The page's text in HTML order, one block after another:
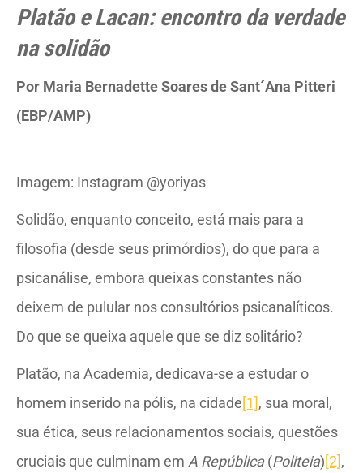
Platão e Lacan: encontro da verdade
na solidão
Por Maria Bernadette Soares de Sant´Ana Pitteri
(EBP/AMP)
Imagem: Instagram @yoriyas
Solidão, enquanto conceito, está mais para a
filosofia (desde seus primórdios), do que para a
psicanálise, embora queixas constantes não
deixem de pulular nos consultórios psicanalíticos.
Do que se queixa aquele que se diz solitário?
Platão, na Academia, dedicava-se a estudar o
homem inserido na pólis, na cidade[1], sua moral,
sua ética, seus relacionamentos sociais, questões
cruciais que culminam em A República(Politeia)[2],